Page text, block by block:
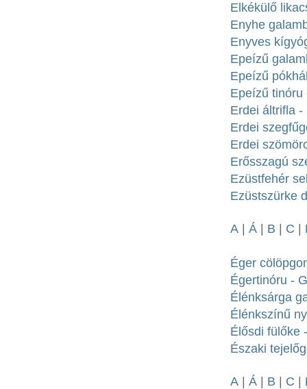
Elkékülő
Enyhe
Enyves
Epeízű
Epeízű
Epeízű tinóru
Erdei áltrifla
Erdei
Erdei
Erősszagú
Ezüstfehér
Ezüstszürke
A Á B C
Éger
Égertinóru -
Élénksárga
Élénkszínű
Élősdi fülőke
Északi
A Á B C